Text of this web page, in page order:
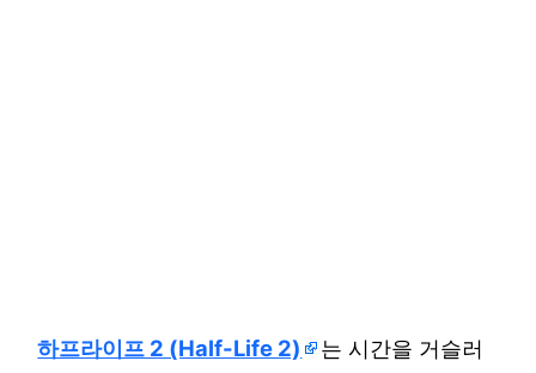
하프라이프 2 (Half-Life 2)
는 시간을 거슬러